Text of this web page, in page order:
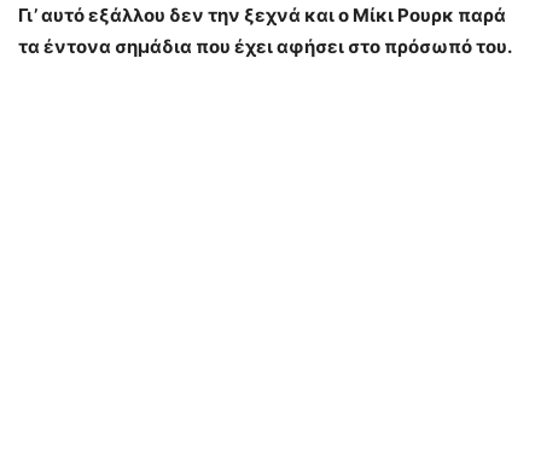
Γι’ αυτό εξάλλου δεν την ξεχνά και ο Μίκι Ρουρκ παρά
τα έντονα σημάδια που έχει αφήσει στο πρόσωπό του.